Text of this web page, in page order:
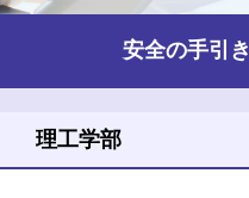
安全の手引き
理工学部